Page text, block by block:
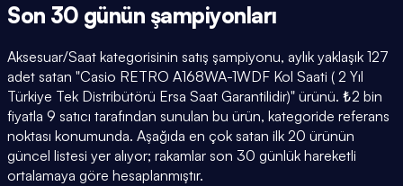
Son 30 günün şampiyonları
Aksesuar/Saat kategorisinin satış şampiyonu, aylık yaklaşık 127
adet satan "Casio RETRO A168WA-1WDF Kol Saati ( 2 Yıl
Türkiye Tek Distribütörü Ersa Saat Garantilidir)" ürünü. ₺2 bin
fiyatla 9 satıcı tarafından sunulan bu ürün, kategoride referans
noktası konumunda. Aşağıda en çok satan ilk 20 ürünün
güncel listesi yer alıyor; rakamlar son 30 günlük hareketli
ortalamaya göre hesaplanmıştır.